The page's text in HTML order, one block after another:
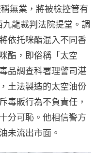
無業，將被檢控管有
龍裁判法院提堂。調
依托咪酯混入不同香
酯，即俗稱「太空
品調查科署理警司湛
土法製造的太空油份
毒販行為不負責任，
分可恥。他相信警方
未流出市面。